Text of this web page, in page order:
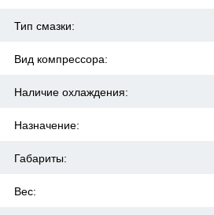
Тип смазки:
Вид компрессора:
Наличие охлаждения:
Назначение:
Габариты:
Вес: